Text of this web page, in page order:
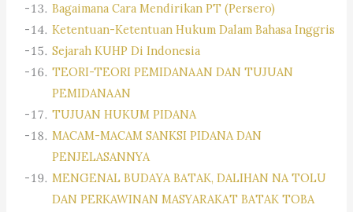
Bagaimana Cara Mendirikan PT (Persero)
Ketentuan-Ketentuan Hukum Dalam Bahasa Inggris
Sejarah KUHP Di Indonesia
TEORI-TEORI PEMIDANAAN DAN TUJUAN
PEMIDANAAN
TUJUAN HUKUM PIDANA
MACAM-MACAM SANKSI PIDANA DAN
PENJELASANNYA
MENGENAL BUDAYA BATAK, DALIHAN NA TOLU
DAN PERKAWINAN MASYARAKAT BATAK TOBA